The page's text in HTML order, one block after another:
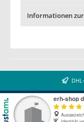
Informationen